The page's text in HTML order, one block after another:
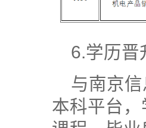
6.学历晋
与南京
本科平台